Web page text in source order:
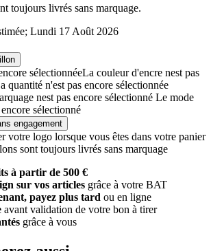
toujours livrés sans marquage.
Lundi 17 Août 2026
sélectionnéeLa couleur d'encre nest pas
quantité n'est pas encore sélectionnée
nest pas encore sélectionné Le mode
sélectionné
engagement
votre logo lorsque vous êtes dans votre panier
sont toujours livrés sans marquage
à partir de 500 €
sur vos articles grâce à votre BAT
payez plus tard ou en ligne
avant validation de votre bon à tirer
grâce à vous